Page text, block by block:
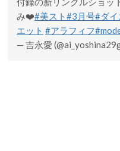
み❤️#美スト#3月号#ダイ
エット #アラフィフ
— 吉永愛